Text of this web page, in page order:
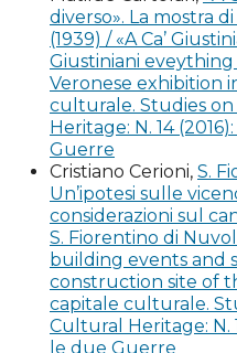
febbraio-18 maggio
settembre 2008), a cura
Motta, pp. 81-89.
Di Giampaolo M. (2001),
Giornata di studio in
centenario della nascita
anniversario dell'attività
1999), Atti del Convegno
a cura di R. Signorini,
Ferrari D. (1994), Tutela
storico-artistico mei primi
diverso». La mostra
(1939) / «A Ca’
Giustiniani
Veronese exhibition
culturale. Studies
Heritage: N. 14
Guerre
Cristiano Cerioni, S.
Un’ipotesi sulle
considerazioni sul
S. Fiorentino di
building events and
construction site of
capitale culturale.
Cultural Heritage: N.
le due Guerre